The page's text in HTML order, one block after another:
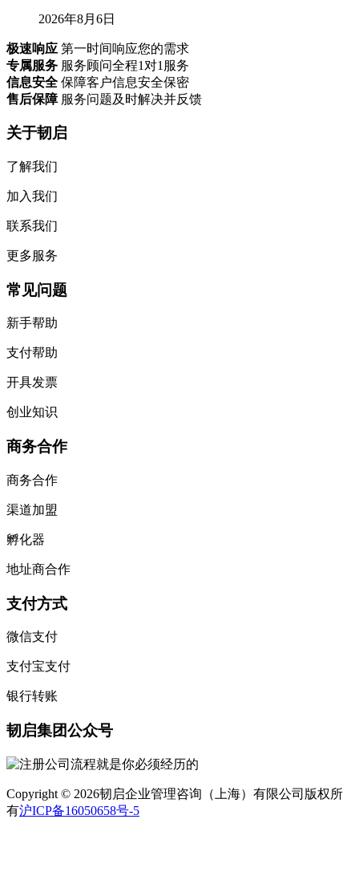
2026年8月6日
极速响应 第一时间响应您的需求
专属服务 服务顾问全程1对1服务
信息安全 保障客户信息安全保密
售后保障 服务问题及时解决并反馈
关于韧启
了解我们
加入我们
联系我们
更多服务
常见问题
新手帮助
支付帮助
开具发票
创业知识
商务合作
商务合作
渠道加盟
孵化器
地址商合作
支付方式
微信支付
支付宝支付
银行转账
韧启集团公众号
Copyright © 2026韧启企业管理咨询（上海）有限公司版权所
有沪ICP备16050658号-5